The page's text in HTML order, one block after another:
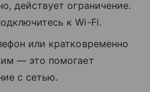
действует ограничение.
к Wi-Fi.
или кратковременно
— это помогает
с сетью.